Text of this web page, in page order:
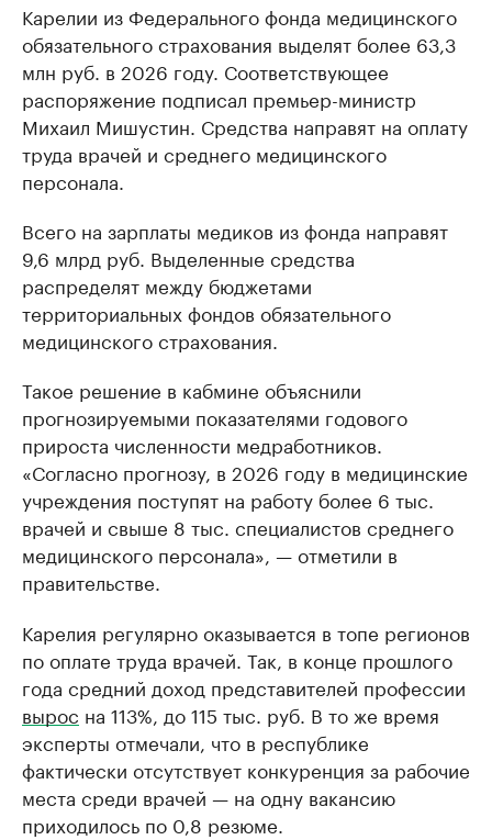
Карелии из Федерального фонда медицинского
обязательного страхования выделят более 63,3
млн руб. в 2026 году. Соответствующее
распоряжение подписал премьер-министр
Михаил Мишустин. Средства направят на оплату
труда врачей и среднего медицинского
персонала.
Всего на зарплаты медиков из фонда направят
9,6 млрд руб. Выделенные средства
распределят между бюджетами
территориальных фондов обязательного
медицинского страхования.
Такое решение в кабмине объяснили
прогнозируемыми показателями годового
прироста численности медработников.
«Согласно прогнозу, в 2026 году в медицинские
учреждения поступят на работу более 6 тыс.
врачей и свыше 8 тыс. специалистов среднего
медицинского персонала», — отметили в
правительстве.
Карелия регулярно оказывается в топе регионов
по оплате труда врачей. Так, в конце прошлого
года средний доход представителей профессии
вырос на 113%, до 115 тыс. руб. В то же время
эксперты отмечали, что в республике
фактически отсутствует конкуренция за рабочие
места среди врачей — на одну вакансию
приходилось по 0,8 резюме.